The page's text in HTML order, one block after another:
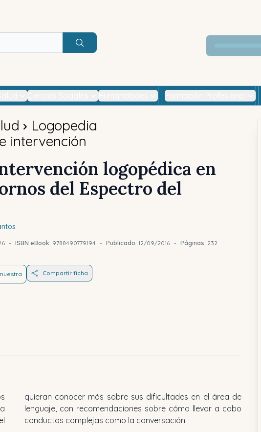
Buscar
Logopedia
intervención
logopédica en
del Espectro del
- ISBN eBook: 9788490779194 - Publicado: 12/09/2016 - Páginas: 232
Compartir ficha
quieran conocer más sobre sus dificultades en el área de
lenguaje, con recomendaciones sobre cómo llevar a cabo
conductas complejas como la conversación.